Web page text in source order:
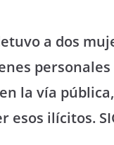
a dos
la vía
ilícitos.